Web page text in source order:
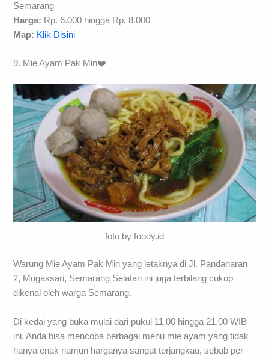
Semarang
Harga: Rp. 6.000 hingga Rp. 8.000
Map: Klik Disini
9. Mie Ayam Pak Min❤️
foto by foody.id
Warung Mie Ayam Pak Min yang letaknya di Jl. Pandanaran
2, Mugassari, Semarang Selatan ini juga terbilang cukup
dikenal oleh warga Semarang.
Di kedai yang buka mulai dari pukul 11.00 hingga 21.00 WIB
ini, Anda bisa mencoba berbagai menu mie ayam yang tidak
hanya enak namun harganya sangat terjangkau, sebab per